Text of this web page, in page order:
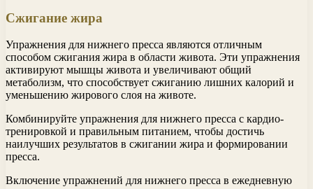
Сжигание жира
Упражнения для нижнего пресса являются отличным
способом сжигания жира в области живота. Эти упражнения
активируют мышцы живота и увеличивают общий
метаболизм, что способствует сжиганию лишних калорий и
уменьшению жирового слоя на животе.
Комбинируйте упражнения для нижнего пресса с кардио-
тренировкой и правильным питанием, чтобы достичь
наилучших результатов в сжигании жира и формировании
пресса.
Включение упражнений для нижнего пресса в ежедневную